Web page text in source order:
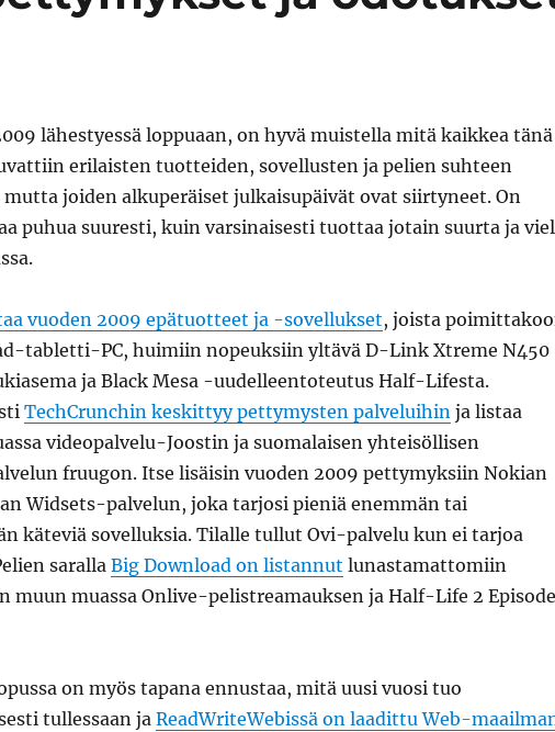
lähestyessä loppuaan, on hyvä muistella mitä kaikkea tänä
erilaisten tuotteiden, sovellusten ja pelien suhteen
joiden alkuperäiset julkaisupäivät ovat siirtyneet. On
puhua suuresti, kuin varsinaisesti tuottaa jotain suurta ja
vuoden 2009 epätuotteet ja -sovellukset, joista
tabletti-PC, huimiin nopeuksiin yltävä D-Link Xtreme
ja Black Mesa -uudelleentoteutus Half-Lifesta.
TechCrunchin keskittyy pettymysten palveluihinja listaa
videopalvelu-Joostin ja suomalaisen yhteisöllisen
fruugon. Itse lisäisin vuoden 2009 pettymyksiin Nokian
Widsets-palvelun, joka tarjosi pieniä enemmän tai
käteviä sovelluksia. Tilalle tullut Ovi-palvelu kun ei tarjoa
saralla Big Download on listannut lunastamattomiin
muun muassa Onlive-pelistreamauksen ja Half-Life 2 Episode
on myös tapana ennustaa, mitä uusi vuosi tuo
tullessaan ja ReadWriteWebissä on laadittu Web-